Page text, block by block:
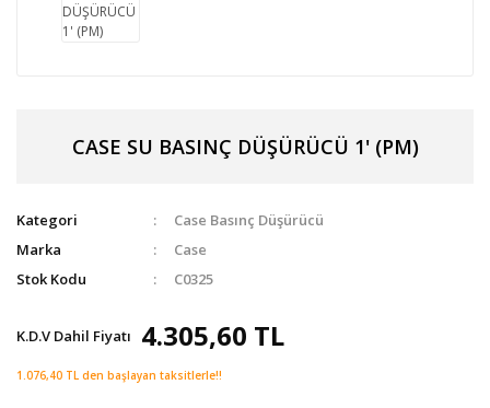
CASE SU BASINÇ DÜŞÜRÜCÜ 1' (PM)
Kategori
Case Basınç Düşürücü
Marka
Case
Stok Kodu
C0325
K.D.V Dahil Fiyatı 4.305,60 TL
1.076,40 TL den başlayan taksitlerle!!